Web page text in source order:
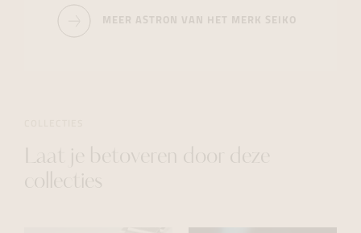
MEER ASTRON VAN HET MERK SEIKO
Laat je betoveren door deze
collecties